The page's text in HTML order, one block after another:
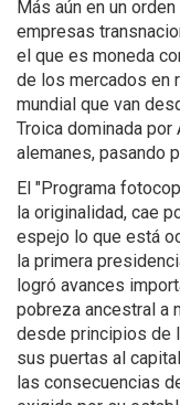
Más aún en un
empresas
el que es moneda
de los mercados en
mundial que van
Troica dominada
alemanes, pasando
El "Programa
la originalidad, cae
espejo lo que está
la primera
logró avances
pobreza ancestral a
desde principios de
sus puertas al
las consecuencias